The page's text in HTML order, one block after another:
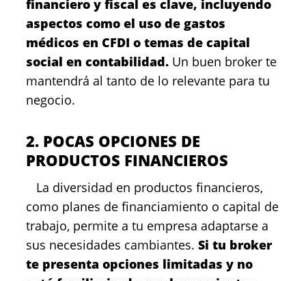
financiero y fiscal es clave, incluyendo
aspectos como el uso de gastos
médicos en CFDI o temas de capital
social en contabilidad. Un buen broker te
mantendrá al tanto de lo relevante para tu
negocio.
2. POCAS OPCIONES DE
PRODUCTOS FINANCIEROS
La diversidad en productos financieros,
como planes de financiamiento o capital de
trabajo, permite a tu empresa adaptarse a
sus necesidades cambiantes. Si tu broker
te presenta opciones limitadas y no